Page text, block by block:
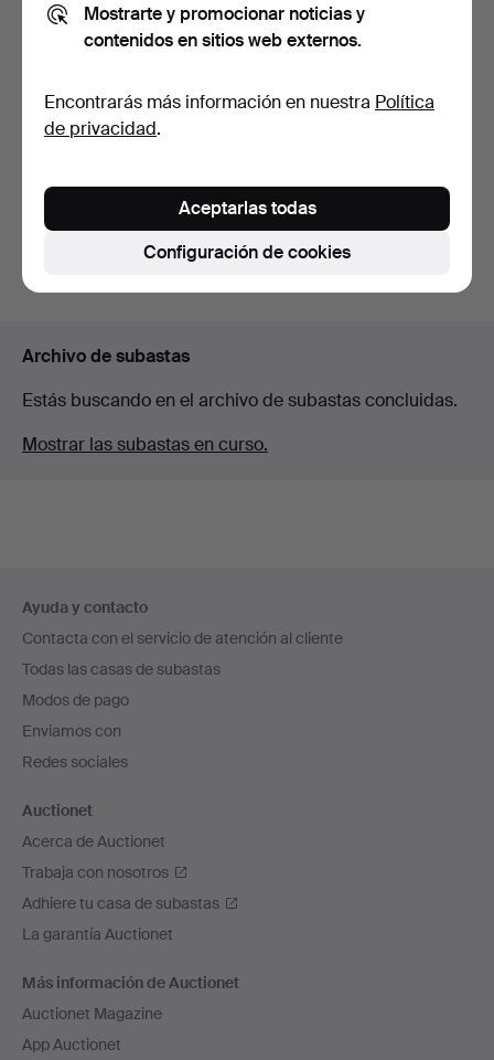
JOYERÍA, Lote, i.a. collares,
relojes de p…
5 pujas
Suscribir búsqueda
Archivo de subastas
Estás buscando en el archivo de subastas concluidas.
Mostrar las subastas en curso.
en
el
pie
de
página
Ayuda y contacto
Contacta con el servicio de atención al cliente
Todas las casas de subastas
Modos de pago
Enviamos con
Redes sociales
Auctionet
Acerca de Auctionet
Trabaja con nosotros
Adhiere tu casa de subastas
La garantía Auctionet
Más información de Auctionet
Auctionet Magazine
App Auctionet
Mostrarte y promocionar noticias y
contenidos en sitios web externos.
Encontrarás más información en nuestra Política
de privacidad.
Configuración de cookies
Aceptarlas todas